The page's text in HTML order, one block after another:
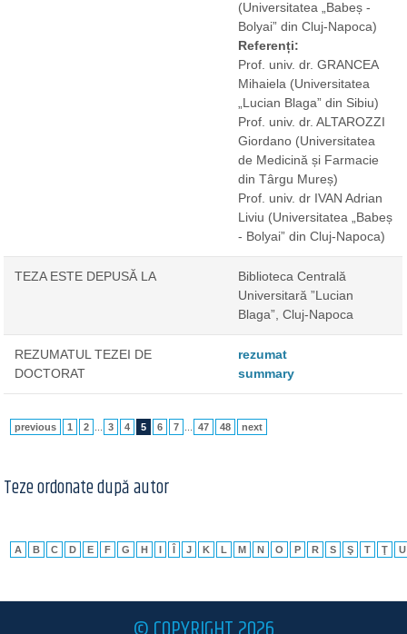
(Universitatea „Babeș -
Bolyai” din Cluj-Napoca)
Referenți:
Prof. univ. dr. GRANCEA
Mihaiela (Universitatea
„Lucian Blaga” din Sibiu)
Prof. univ. dr. ALTAROZZI
Giordano (Universitatea
de Medicină și Farmacie
din Târgu Mureș)
Prof. univ. dr IVAN Adrian
Liviu (Universitatea „Babeș
- Bolyai” din Cluj-Napoca)
TEZA ESTE DEPUSĂ LA
Biblioteca Centrală
Universitară ”Lucian
Blaga”, Cluj-Napoca
REZUMATUL TEZEI DE
DOCTORAT
rezumat
summary
previous 1 2 3 4 5 6 7 47 48 next
Teze ordonate după autor
A B C D E F G H I Î J K L M N O P R S Ş T Ţ U